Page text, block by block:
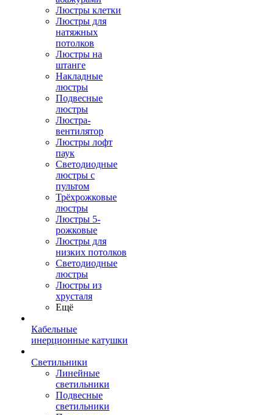
Люстры клетки
Люстры для
натяжных
потолков
Люстры на
штанге
Накладные
люстры
Подвесные
люстры
Люстра-
вентилятор
Люстры лофт
паук
Светодиодные
люстры с
пультом
Трёхрожковые
люстры
Люстры 5-
рожковые
Люстры для
низких потолков
Cветодиодные
люстры
Люстры из
хрусталя
Ещё
Кабельные
инерционные катушки
Светильники
Линейные
светильники
Подвесные
светильники